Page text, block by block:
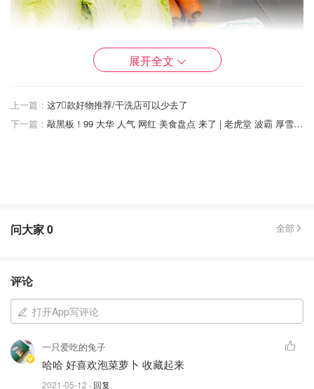
3cup的水
半cup的糯米粉
1/4cup的糖
展开全文
上一篇： 这7⃣️款好物推荐/干洗店可以少去了
下一篇：
敲黑板！99 大华 人气 网红 美食盘点 来了 | 老虎堂 波霸 厚雪糕，螺蛳粉，张君雅 小妹妹……哇塞！好想吃吖
问大家0 全部
评论
打开App写评论
一只爱吃的兔子
哈哈 好喜欢泡菜萝卜 收藏起来
2021-05-12 · 回复